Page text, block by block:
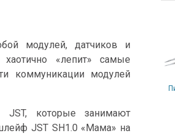
модулей, датчиков и
«лепит» самые
коммуникации модулей
которые занимают
JST SH1.0 «Мама» на